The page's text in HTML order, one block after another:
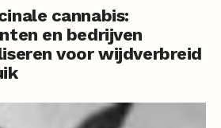
cannabis:
en bedrijven
voor wijdverbreid